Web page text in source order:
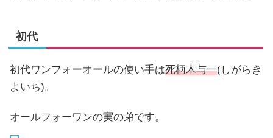
初代
初代ワンフォーオールの使い手は死柄木与一(しがらき
よいち)。
オールフォーワンの実の弟です。